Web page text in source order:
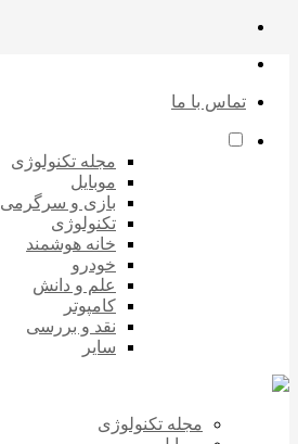
تماس با ما
مجله تکنولوژی
موبایل
بازی و سرگرمی
تکنولوژی
خانه هوشمند
خودرو
علم و دانش
کامپوتر
نقد و بررسی
سایر
مجله تکنولوژی